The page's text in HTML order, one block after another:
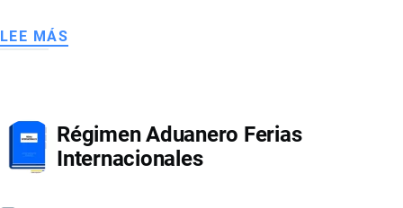
LEE MÁS
DESARROLLO
ECONÓMICO
Régimen Aduanero Ferias
Internacionales